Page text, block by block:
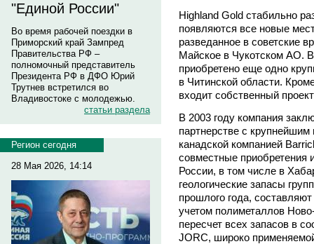
"Единой России"
Во время рабочей поездки в
Приморский край Зампред
Правительства РФ –
полномочный представитель
Президента РФ в ДФО Юрий
Трутнев встретился во
Владивостоке с молодежью.
статьи раздела
Регион сегодня
28 Мая 2026, 14:14
Highland Gold стабильно
появляются все новые
разведанное в советские
Майское в Чукотском АО.
приобретено еще одно
в Читинской области.
входит собственный
В 2003 году компания
партнерстве с
канадской компанией
совместные приобретения
России, в том числе в
геологические запасы
прошлого года,
учетом полиметаллов
пересчет всех запасов в
JORC, широко